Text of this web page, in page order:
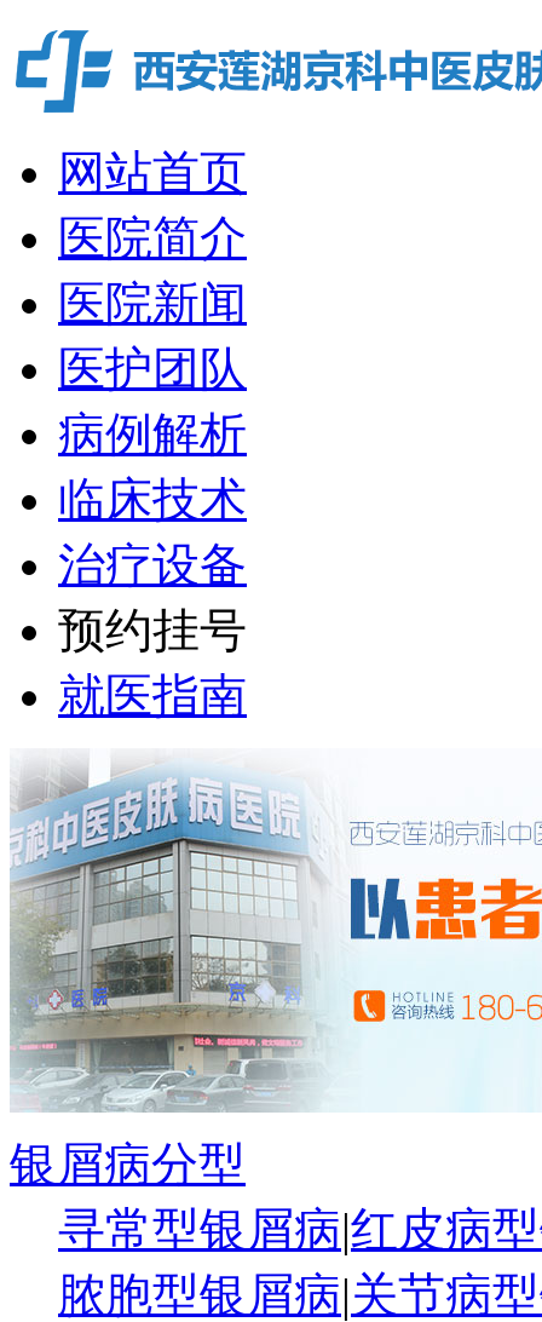
网站首页
医院简介
医院新闻
医护团队
病例解析
临床技术
治疗设备
预约挂号
就医指南
银屑病分型
寻常型银屑病|红皮病
脓胞型银屑病|关节病